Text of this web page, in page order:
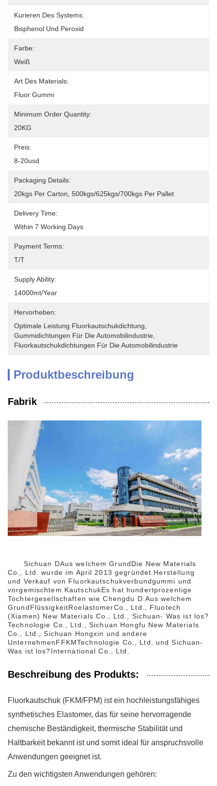
Kurieren Des Systems:
Bisphenol Und Peroxid
Farbe:
Weiß
Art Des Materials:
Fluor Gummi
Minimum Order Quantity:
20KG
Preis:
8-20usd
Packaging Details:
20kgs Per Carton, 500kgs/625kgs/700kgs Per Pallet
Delivery Time:
Within 7 Working Days
Payment Terms:
T/T
Supply Ability:
14000mt/year
Hervorheben:
Optimale Leistung Fluorkautschukdichtung
Gummidichtungen Für Die Automobilindustrie
Fluorkautschukdichtungen Für Die Automobilindustrie
Produktbeschreibung
Fabrik
Sichuan DAus welchem GrundDie New Materials
Co., Ltd. wurde im April 2013 gegründet.Herstellung
und Verkauf von Fluorkautschukverbundgummi und
vorgemischtem KautschukEs hat hundertprozentige
Tochtergesellschaften wie Chengdu D.Aus welchem
GrundFlüssigkeitRoelastomerCo., Ltd., Fluotech
(Xiamen) New Materials Co., Ltd., Sichuan- Was ist los?
Technologie Co., Ltd., Sichuan Hongfu New Materials
Co., Ltd., Sichuan Hongxin und andere
UnternehmenFFKMTechnologie Co., Ltd. und Sichuan-
Was ist los?International Co., Ltd.
Beschreibung des Produkts:
Fluorkautschuk (FKM/FPM) ist ein hochleistungsfähiges
synthetisches Elastomer, das für seine hervorragende
chemische Beständigkeit, thermische Stabilität und
Haltbarkeit bekannt ist und somit ideal für anspruchsvolle
Anwendungen geeignet ist.
Zu den wichtigsten Anwendungen gehören: